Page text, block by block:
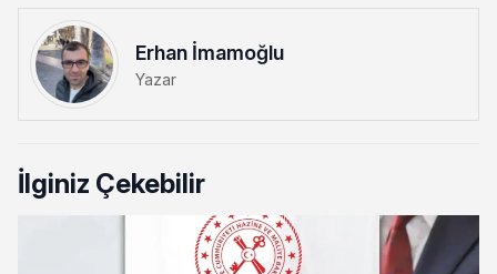
Erhan İmamoğlu
Yazar
İlginiz Çekebilir